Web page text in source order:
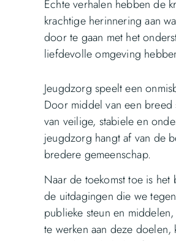
Echte verhalen hebben de
krachtige herinnering aan
door te gaan met het
liefdevolle omgeving
Jeugdzorg speelt een
Door middel van een breed
van veilige, stabiele en
jeugdzorg hangt af van de
bredere gemeenschap.
Naar de toekomst toe is
de uitdagingen die we
publieke steun en
te werken aan deze